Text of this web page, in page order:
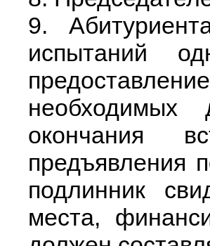
9.
испытаний
необходимых
окончания
предъявления
подлинник
места,